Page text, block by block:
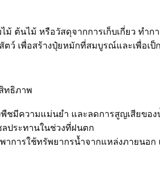
ม้ ต้นไม้ หรือวัสดุจากการเก็บเกี่ยว ท
ว์ เพื่อสร้างปุ๋ยหมักที่สมบูรณ์และเพื่อเป็
ทธิภาพ
ชมีความแม่นยำ และลดการสูญเสียขอ
ประทานในช่วงที่ฝนตก
การใช้ทรัพยากรน้ำจากแหล่งภายนอก